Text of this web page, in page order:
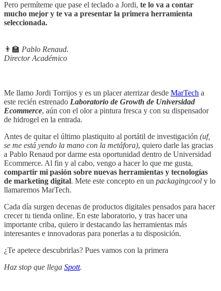
Pero permíteme que pase el teclado a Jordi, te lo va a contar
mucho mejor y te va a presentar la primera herramienta
seleccionada.
👨‍🏫 Pablo Renaud.
Director Académico
Me llamo Jordi Torrijos y es un placer aterrizar desde MarTech a
este recién estrenado Laboratorio de Growth de Universidad
Ecommerce, aún con el olor a pintura fresca y con su dispensador
de hidrogel en la entrada.
Antes de quitar el último plastiquito al portátil de investigación (uf,
se me está yendo la mano con la metáfora), quiero darle las gracias
a Pablo Renaud por darme esta oportunidad dentro de Universidad
Ecommerce. Al fin y al cabo, vengo a hacer lo que me gusta,
compartir mi pasión sobre nuevas herramientas y tecnologías
de marketing digital. Mete este concepto en un packagingcool y lo
llamaremos MarTech.
Cada día surgen decenas de productos digitales pensados para hacer
crecer tu tienda online. En este laboratorio, y tras hacer una
importante criba, quiero ir destacando las herramientas más
interesantes e innovadoras para ponerlas a tu disposición.
¿Te apetece descubrirlas? Pues vamos con la primera
Haz stop que llega Spott.